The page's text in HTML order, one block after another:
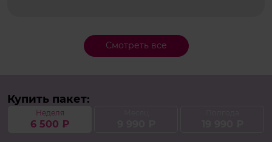
Смотреть все
Купить пакет:
Неделя
6 500 ₽